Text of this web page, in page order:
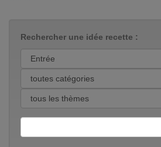
Rechercher une idée recette :